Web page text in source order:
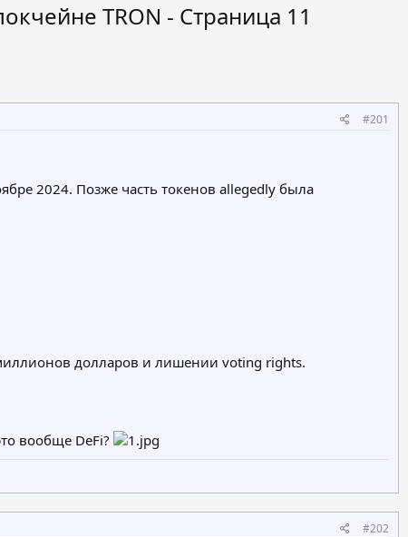
TRON - Страница 11
#201
2024. Позже часть токенов allegedly была
долларов и лишении voting rights.
вообще DeFi?
#202